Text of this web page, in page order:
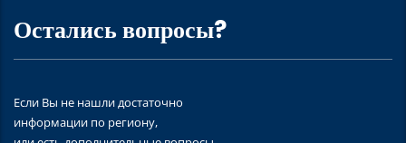
Остались вопросы?
Если Вы не нашли достаточно
информации по региону,